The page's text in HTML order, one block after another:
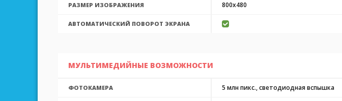
РАЗМЕР ИЗОБРАЖЕНИЯ 800x480
АВТОМАТИЧЕСКИЙ ПОВОРОТ ЭКРАНА
МУЛЬТИМЕДИЙНЫЕ ВОЗМОЖНОСТИ
ФОТОКАМЕРА 5 млн пикс., светодиодная вспышка